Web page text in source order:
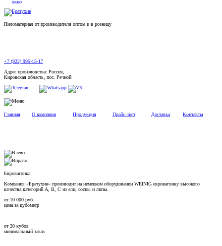
Пиломатериал от производителя оптом и в розницу
+7 (922) 995-15-17
Адрес производства: Россия,
Кировская область, пос. Речной
Главная О компании Продукция Прайс-лист Доставка Контакты
Евровагонка
Компания «Братухин» производит на немецком оборудовании WEINIG евровагонку высокого
качества категорий А, В, С из ели, сосны и липы.
от 10 000 руб.
цена за кубометр
от20 кубов
минимальный заказ